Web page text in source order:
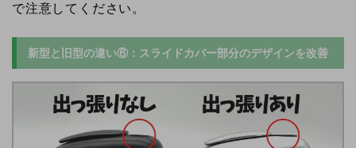
で注意してください。
新型と旧型の違い⑥：スライドカバー部分のデザインを改善